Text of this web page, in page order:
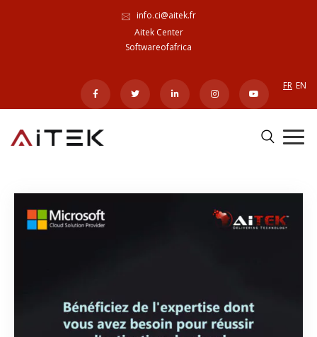
info.ci@aitek.fr
Aitek Center
Softwareofafrica
FR EN